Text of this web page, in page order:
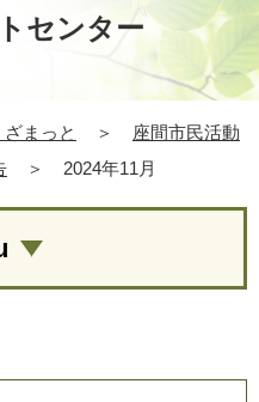
センター
まっと ＞
座間市民活動
＞ 2024年11月